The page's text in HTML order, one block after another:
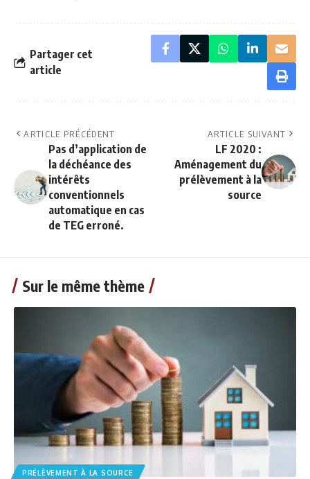
Partager cet
article
ARTICLE PRÉCÉDENT
Pas d’application de
la déchéance des
intérêts
conventionnels
automatique en cas
de TEG erroné.
ARTICLE SUIVANT
LF 2020 :
Aménagement du
prélèvement à la
source
Sur le même thème
PRÉLÈVEMENT À LA SOURCE